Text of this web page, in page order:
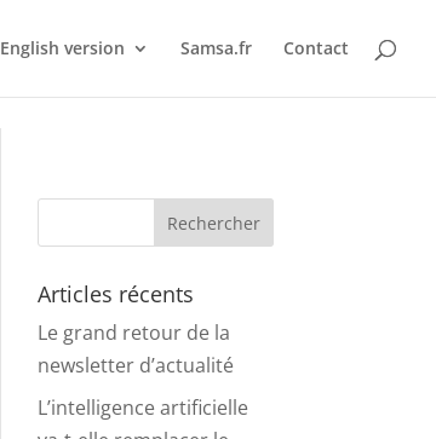
English version Samsa.fr Contact
Articles récents
Le grand retour de la
newsletter d’actualité
L’intelligence artificielle